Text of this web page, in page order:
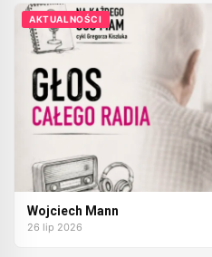
AKTUALNOŚCI
Wojciech Mann
26 lip 2026